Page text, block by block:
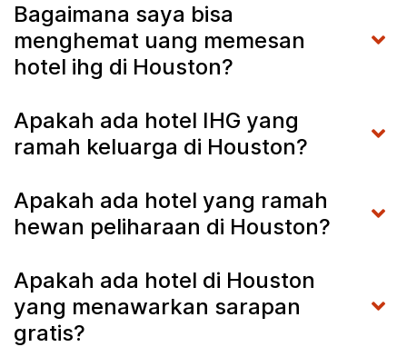
Bagaimana saya bisa
menghemat uang memesan
hotel ihg di Houston?
Apakah ada hotel IHG yang
ramah keluarga di Houston?
Apakah ada hotel yang ramah
hewan peliharaan di Houston?
Apakah ada hotel di Houston
yang menawarkan sarapan
gratis?